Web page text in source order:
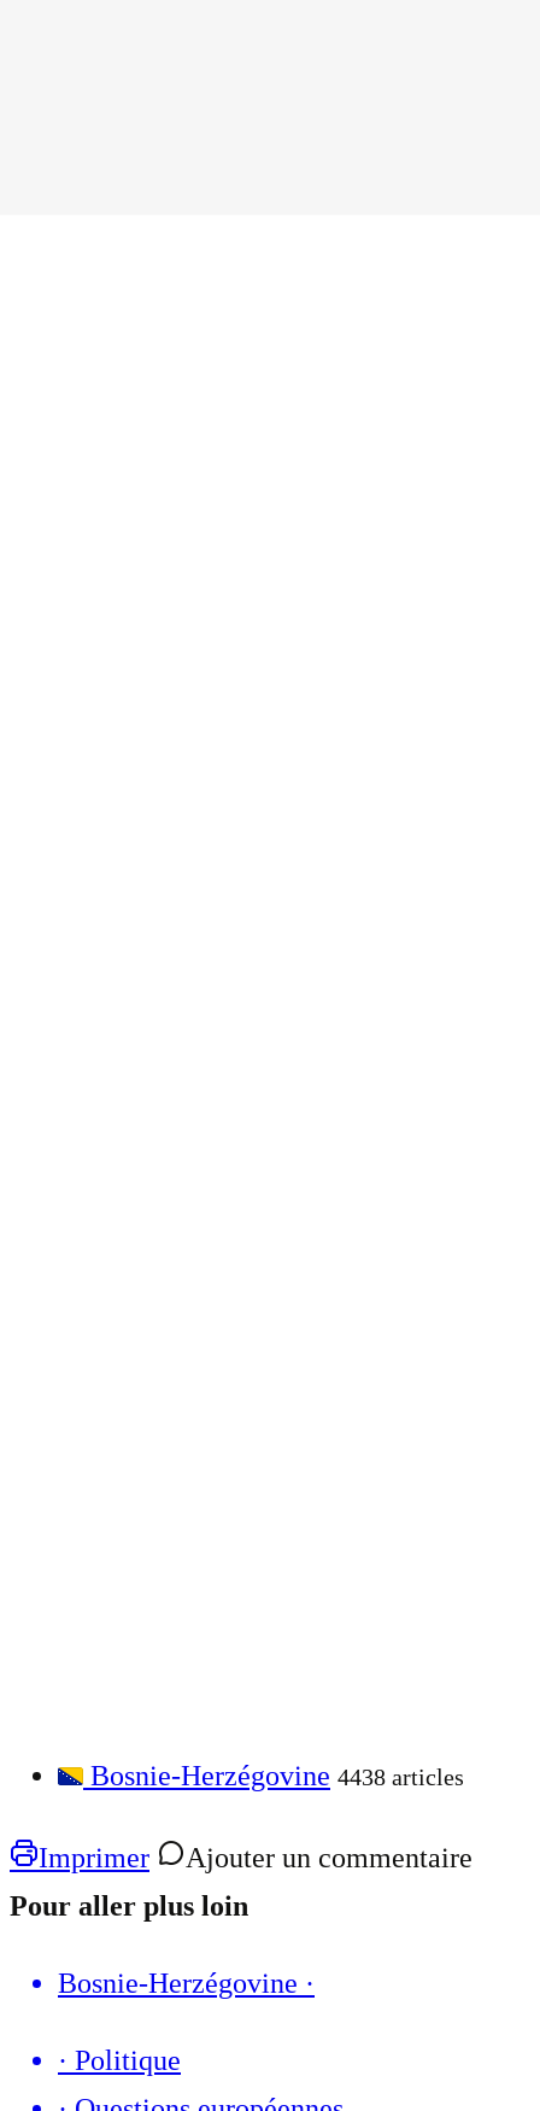
Bosnie-Herzégovine 4438 articles
Imprimer
Ajouter un commentaire
Pour aller plus loin
Bosnie-Herzégovine ·
· Politique